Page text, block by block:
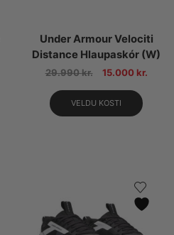
Under Armour Velociti
Distance Hlaupaskór (W)
29.990kr. 15.000 kr.
VELDU KOSTI